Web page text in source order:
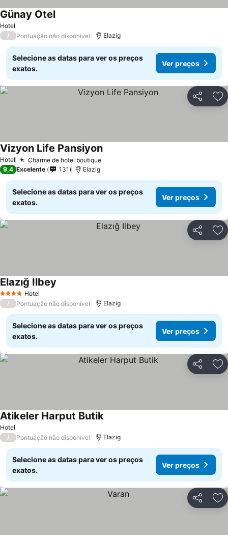
Hotel
Günay OtelVer preços
/ Pontuação não disponível Elazig
Selecione as datas para ver os preços
exatos.
Ver preços
Partilhar
Hotel Charme de hotel boutiqueVer preços
Vizyon Life PansiyonVer preços
9,4 Excelente 131 Elazig
Selecione as datas para ver os preços
exatos.
Ver preços
Partilhar
4 EstrelasHotel
Elazığ Ilbey
/ Pontuação não disponível Elazig
Selecione as datas para ver os preços
exatos.
Ver preços
Partilhar
Hotel
Atikeler Harput ButikVer preços
/ Pontuação não disponível Elazig
Selecione as datas para ver os preços
exatos.
Ver preços
Partilhar